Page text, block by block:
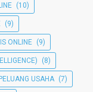
(10)
(9)
ONLINE (9)
(8)
USAHA (7)